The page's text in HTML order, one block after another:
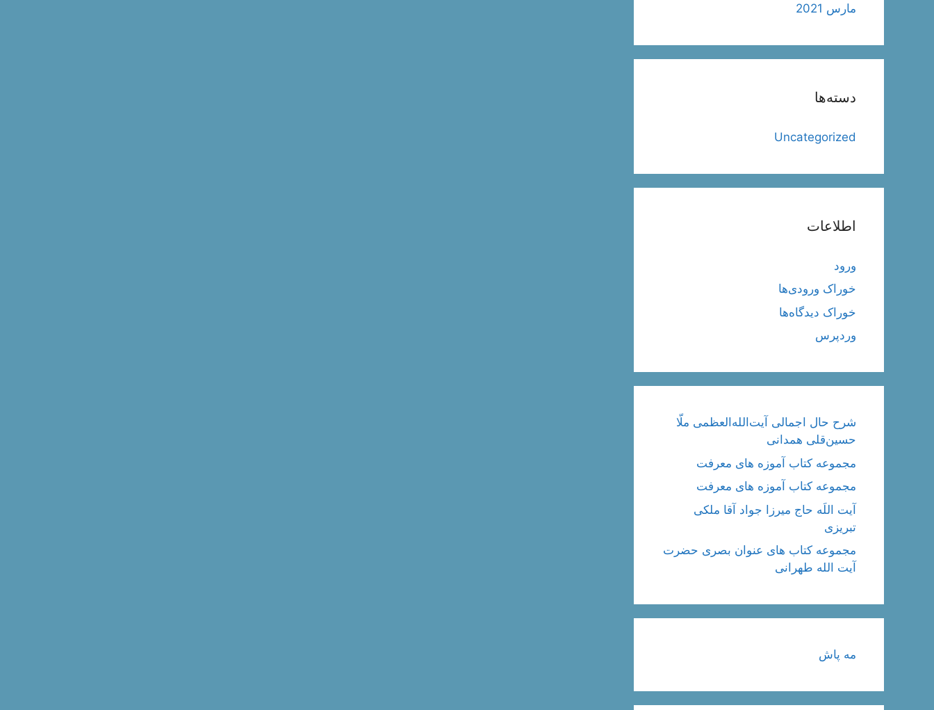
مارس 2021
دسته‌ها
Uncategorized
اطلاعات
ورود
خوراک ورودی‌ها
خوراک دیدگاه‌ها
وردپرس
شرح حال اجمالی آیت‌الله‌العظمی ملّا
حسین‌قلی همدانی
مجموعه کتاب آموزه های معرفت
مجموعه کتاب آموزه های معرفت
آیت اللَه حاج میرزا جواد آقا ملکی
تبریزی
مجموعه کتاب های عنوان بصری حضرت
آیت الله طهرانی
مه پاش